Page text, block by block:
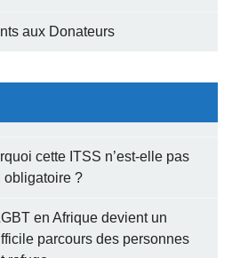
aux Donateurs
cette ITSS n’est-elle pas
obligatoire ?
en Afrique devient un
parcours des personnes